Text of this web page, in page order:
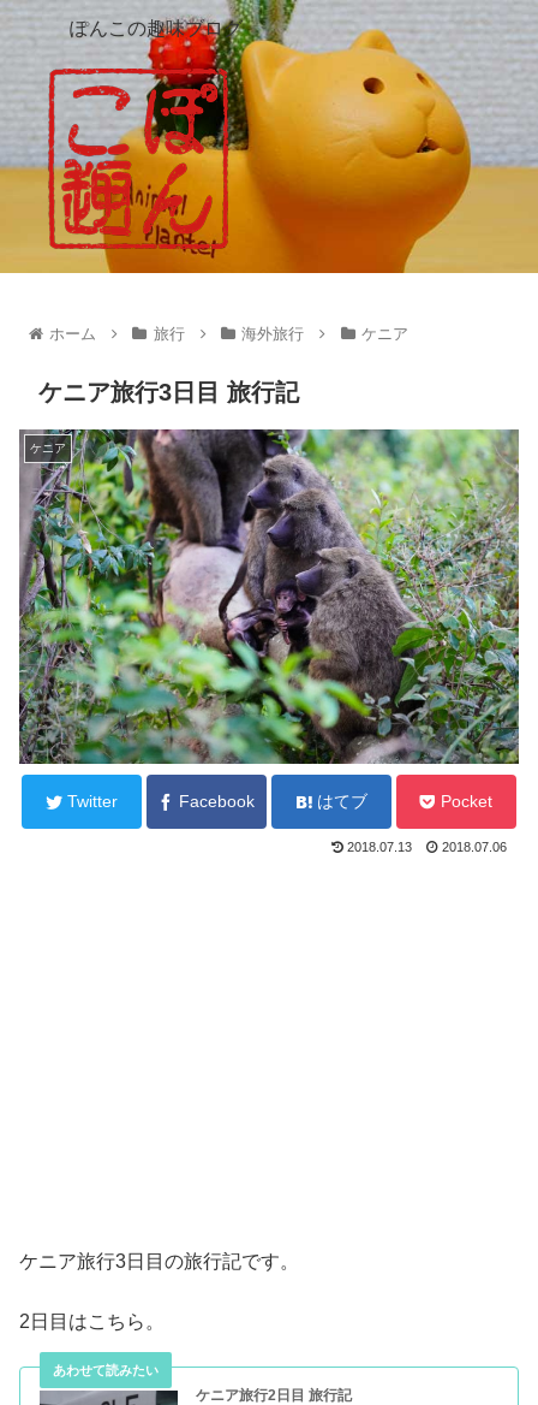
ぽんこの趣味ブログ
ホーム 旅行 海外旅行 ケニア
ケニア旅行3日目 旅行記
ケニア
Twitter Facebook はてブ Pocket
2018.07.13 2018.07.06
ケニア旅行3日目の旅行記です。
2日目はこちら。
ケニア旅行2日目 旅行記